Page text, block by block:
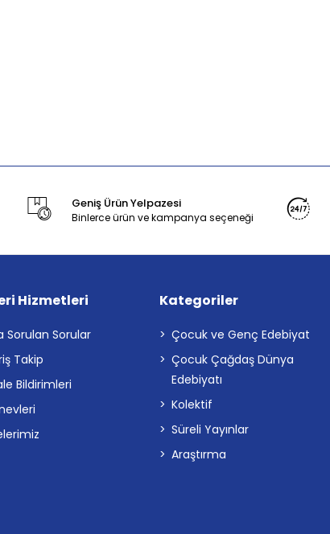
Geniş Ürün Yelpazesi
Binlerce ürün ve kampanya seçeneği
Hizmetleri
Sorulan Sorular
Takip
Bildirimleri
Kategoriler
Çocuk ve Genç Edebiyat
Çocuk Çağdaş Dünya
Edebiyatı
Kolektif
Süreli Yayınlar
Araştırma